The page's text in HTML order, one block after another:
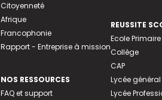
Citoyenneté
Afrique
Francophonie
Rapport - Entreprise à mission
NOS RESSOURCES
FAQ et support
REUSSITE
Ecole Primaire
Collège
CAP
Lycée
Lycée